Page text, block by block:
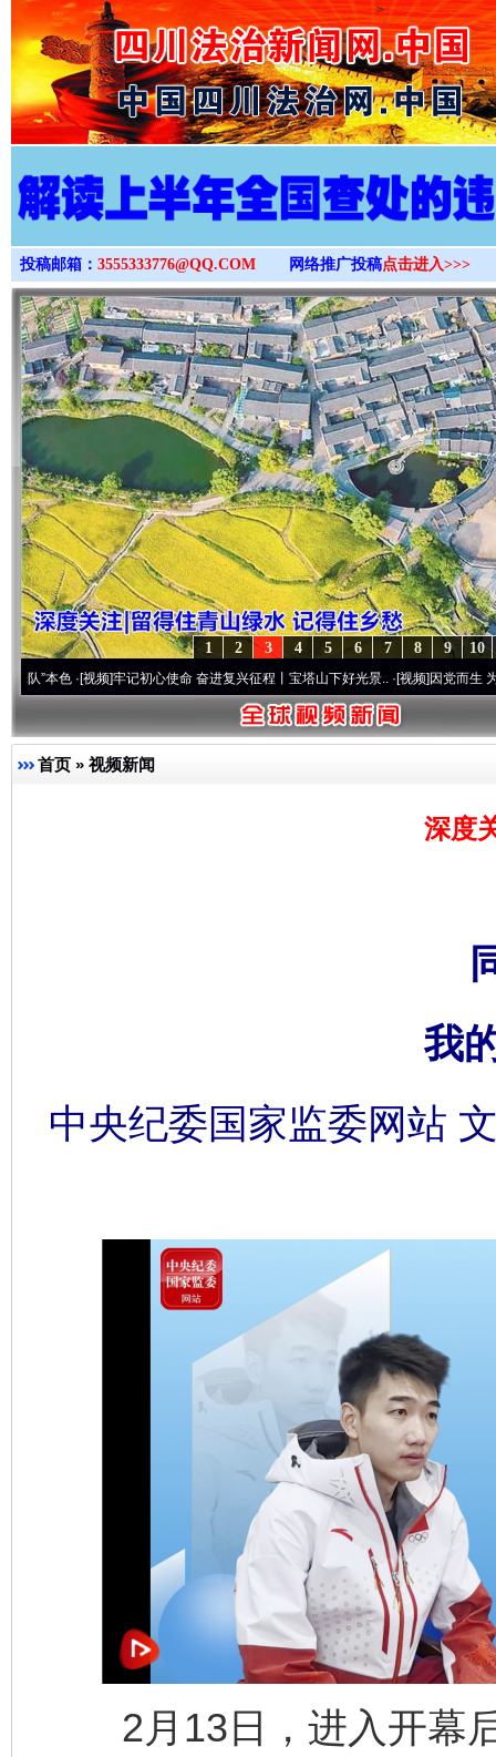
>
投稿邮箱： 3555333776@QQ.COM 网络推广投稿点击进入>>>
10
9
8
7
6
5
4
3
2
1
·[视频]牢记初心使命 奋进复兴征程丨宝塔山下好光景..·[视频]因党而生 为党而战——
首页 » 视频新闻
深度
我
中央纪委国家监委网站
2月13日，进入开幕后